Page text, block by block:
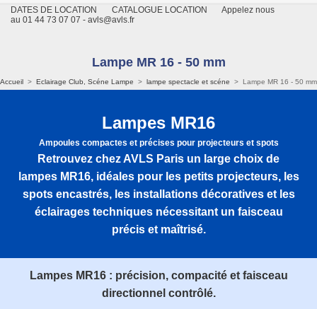
DATES DE LOCATION CATALOGUE LOCATION
Appelez nous
au 01 44 73 07 07 - avls@avls.fr
Lampe MR 16 - 50 mm
Accueil > Eclairage Club, Scéne Lampe > lampe spectacle et scéne > Lampe MR 16 - 50 mm
Lampes MR16
Ampoules compactes et précises pour projecteurs et spots
Retrouvez chez AVLS Paris un large choix de
lampes MR16, idéales pour les petits projecteurs, les
spots encastrés, les installations décoratives et les
éclairages techniques nécessitant un faisceau
précis et maîtrisé.
Lampes MR16 : précision, compacité et faisceau
directionnel contrôlé.